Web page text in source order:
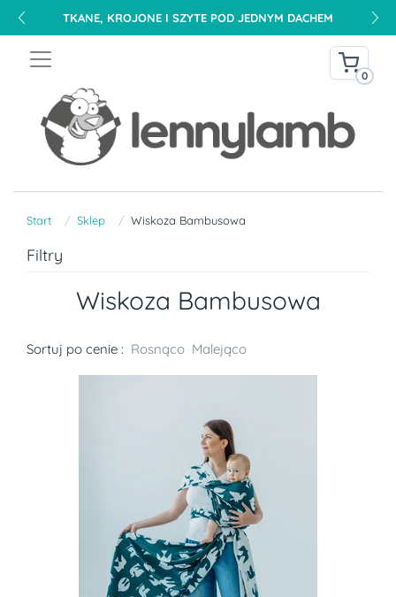
TKANE, KROJONE I SZYTE POD JEDNYM DACHEM
0
Start Sklep Wiskoza Bambusowa
Filtry
Wiskoza Bambusowa
Sortuj po cenie : Rosnąco Malejąco